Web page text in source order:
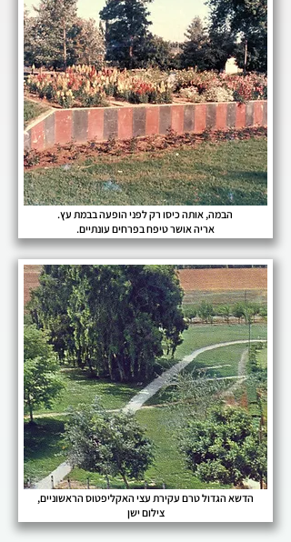
הבמה, אותה כיסו רק לפני הופעה בבמת עץ.
אריה אושר טיפח בפרחים עונתיים.
הדשא הגדול טרם עקירת עצי האקליפטוס הראשוניים,
צילום ישן